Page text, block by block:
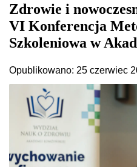
Zdrowie i
VI Konferencja
Szkoleniowa w
Opublikowano: 25 czerwiec